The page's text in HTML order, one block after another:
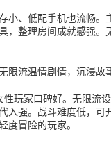
小、低配手机也流畅。
，整理房间成就感强
流温情剧情，沉浸故
玩家口碑好。无限流
入强。战斗难度低，
度冒险的玩家。